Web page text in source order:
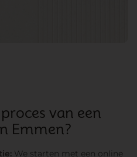
van een
Emmen?
We starten met een online